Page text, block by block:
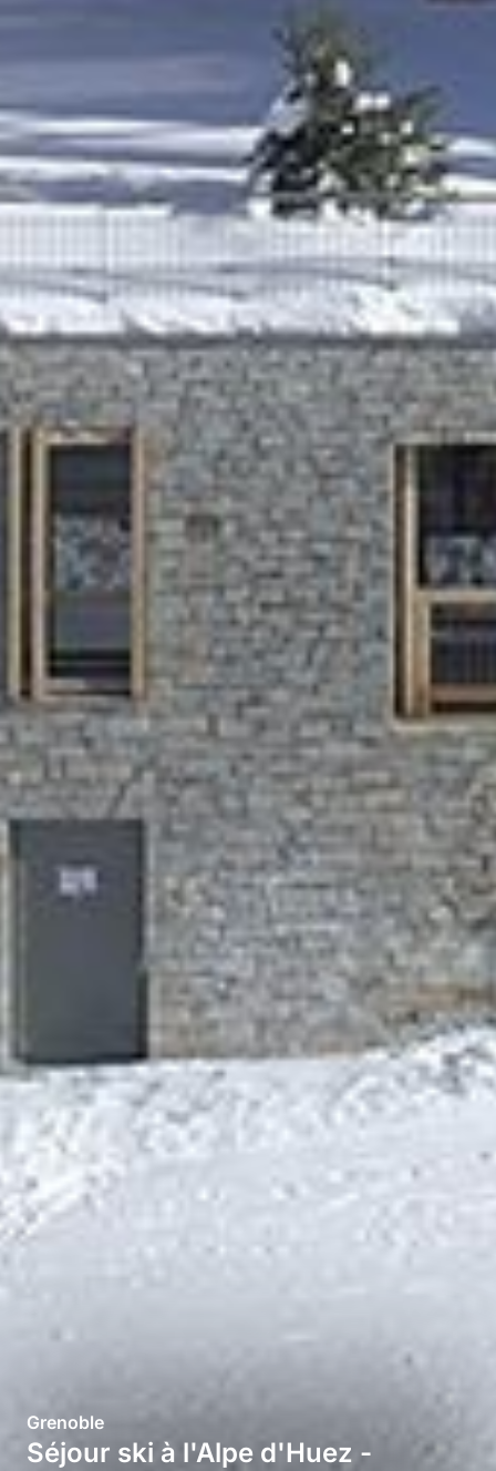
Grenoble
Séjour ski à l'Alpe d'Huez -